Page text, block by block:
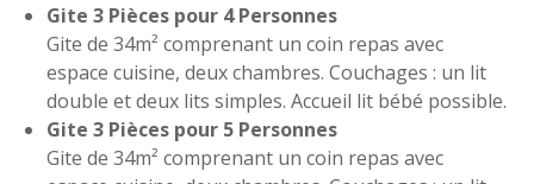
Gite 3 Pièces pour 4 Personnes
Gite de 34m² comprenant un coin repas avec
espace cuisine, deux chambres. Couchages : un lit
double et deux lits simples. Accueil lit bébé possible.
Gite 3 Pièces pour 5 Personnes
Gite de 34m² comprenant un coin repas avec